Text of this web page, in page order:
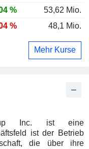
Inc. ist eine
ist der Betrieb
die über ihre
%
53,62 Mio.
% 48,1 Mio.
Mehr Kurse